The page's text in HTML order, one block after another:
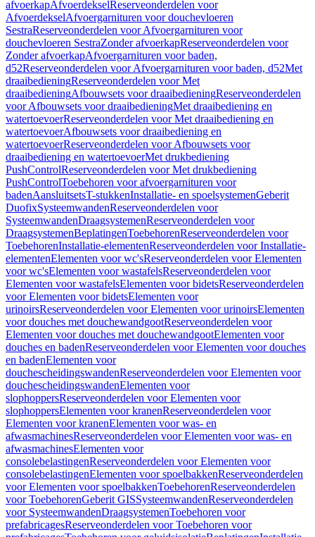
afvoerkapAfvoerdekselReserveonderdelen voor
AfvoerdekselAfvoergarnituren voor douchevloeren
SestraReserveonderdelen voor Afvoergarnituren voor
douchevloeren SestraZonder afvoerkapReserveonderdelen voor
Zonder afvoerkapAfvoergarnituren voor baden,
d52Reserveonderdelen voor Afvoergarnituren voor baden, d52Met
draaibedieningReserveonderdelen voor Met
draaibedieningAfbouwsets voor draaibedieningReserveonderdelen
voor Afbouwsets voor draaibedieningMet draaibediening en
watertoevoerReserveonderdelen voor Met draaibediening en
watertoevoerAfbouwsets voor draaibediening en
watertoevoerReserveonderdelen voor Afbouwsets voor
draaibediening en watertoevoerMet drukbediening
PushControlReserveonderdelen voor Met drukbediening
PushControlToebehoren voor afvoergarnituren voor
badenAansluitsetsT-stukkenInstallatie- en spoelsystemenGeberit
DuofixSysteemwandenReserveonderdelen voor
SysteemwandenDraagsystemenReserveonderdelen voor
DraagsystemenBeplatingenToebehorenReserveonderdelen voor
ToebehorenInstallatie-elementenReserveonderdelen voor Installatie-
elementenElementen voor wc'sReserveonderdelen voor Elementen
voor wc'sElementen voor wastafelsReserveonderdelen voor
Elementen voor wastafelsElementen voor bidetsReserveonderdelen
voor Elementen voor bidetsElementen voor
urinoirsReserveonderdelen voor Elementen voor urinoirsElementen
voor douches met douchewandgootReserveonderdelen voor
Elementen voor douches met douchewandgootElementen voor
douches en badenReserveonderdelen voor Elementen voor douches
en badenElementen voor
douchescheidingswandenReserveonderdelen voor Elementen voor
douchescheidingswandenElementen voor
slophoppersReserveonderdelen voor Elementen voor
slophoppersElementen voor kranenReserveonderdelen voor
Elementen voor kranenElementen voor was- en
afwasmachinesReserveonderdelen voor Elementen voor was- en
afwasmachinesElementen voor
consolebelastingenReserveonderdelen voor Elementen voor
consolebelastingenElementen voor spoelbakkenReserveonderdelen
voor Elementen voor spoelbakkenToebehorenReserveonderdelen
voor ToebehorenGeberit GISSysteemwandenReserveonderdelen
voor SysteemwandenDraagsystemenToebehoren voor
prefabricagesReserveonderdelen voor Toebehoren voor